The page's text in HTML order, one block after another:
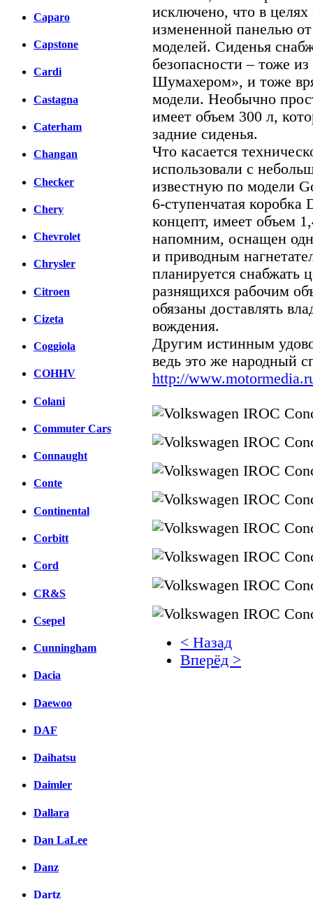
Caparo
Capstone
Cardi
Castagna
Caterham
Changan
Checker
Chery
Chevrolet
Chrysler
Citroen
Cizeta
Coggiola
COHHV
Colani
Commuter Cars
Connaught
Conte
Continental
Corbitt
Cord
CR&S
Csepel
Cunningham
Dacia
Daewoo
DAF
Daihatsu
Daimler
Dallara
Dan LaLee
Danz
Dartz
исключено, что в
измененной панелью
моделей. Сиденья
безопасности – тоже
Шумахером», и тоже
модели. Необычно
имеет объем 300 л,
задние сиденья.
Что касается
использовали с
известную по модели
6-ступенчатая коробка
концепт, имеет объем
напомним, оснащен
и приводным
планируется снабжать
разнящихся рабочим
обязаны доставлять
вождения.
Другим истинным
ведь это же народный
http://
< Назад
Вперёд >